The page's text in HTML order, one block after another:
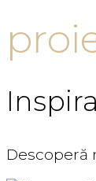
Descoperă